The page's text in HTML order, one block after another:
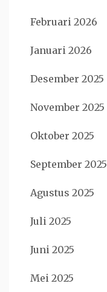
Februari 2026
Januari 2026
Desember 2025
November 2025
Oktober 2025
September 2025
Agustus 2025
Juli 2025
Juni 2025
Mei 2025